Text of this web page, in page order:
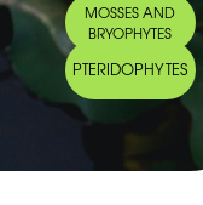
MOSSES AND
BRYOPHYTES
PTERIDOPHYTES